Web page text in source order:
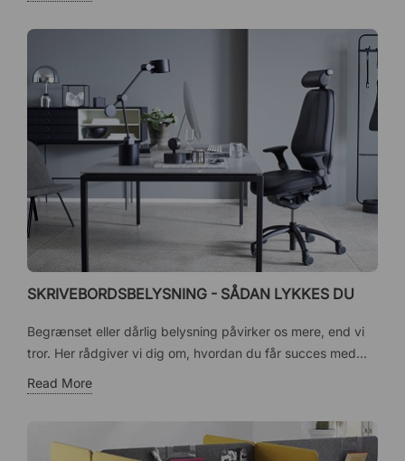
SKRIVEBORDSBELYSNING - SÅDAN LYKKES DU
Begrænset eller dårlig belysning påvirker os mere, end vi
tror. Her rådgiver vi dig om, hvordan du får succes med...
Read More